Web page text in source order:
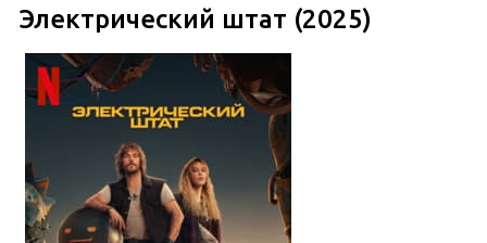
Электрический штат (2025)